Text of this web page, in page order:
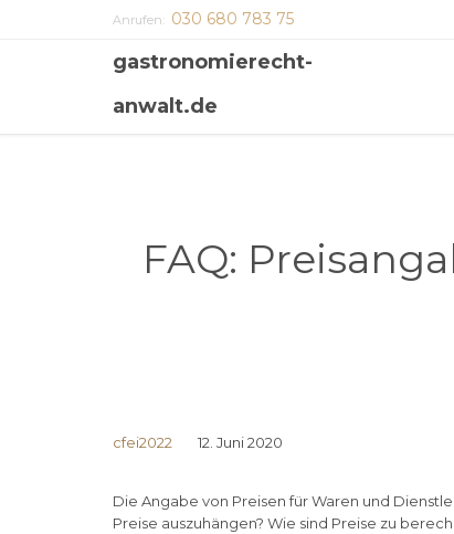
Anrufen: 030 680 783 75
gastronomierecht-
anwalt.de
FAQ:
cfei2022 12. Juni 2020
Die Angabe von Preisen für Waren und
Preise auszuhängen? Wie sind Preise zu